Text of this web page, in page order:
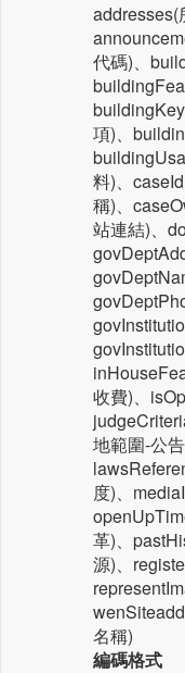
addresses(
代碼)、
項)、
料)、
稱)、
站連結)、
收費)、
地範圍-公
度)、
革)、
源)、
名稱)
編碼格式